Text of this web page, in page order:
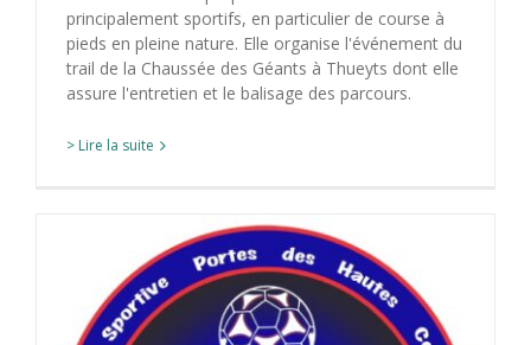
principalement sportifs, en particulier de course à
pieds en pleine nature. Elle organise l'événement du
trail de la Chaussée des Géants à Thueyts dont elle
assure l'entretien et le balisage des parcours.
> Lire la suite